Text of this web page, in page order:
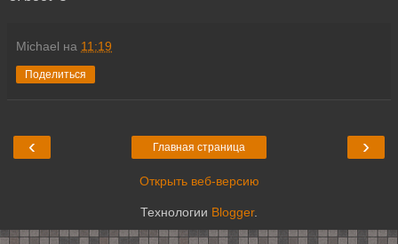
Michael на 11:19
Поделиться
‹ ›
Главная страница
Открыть веб-версию
Технологии Blogger.